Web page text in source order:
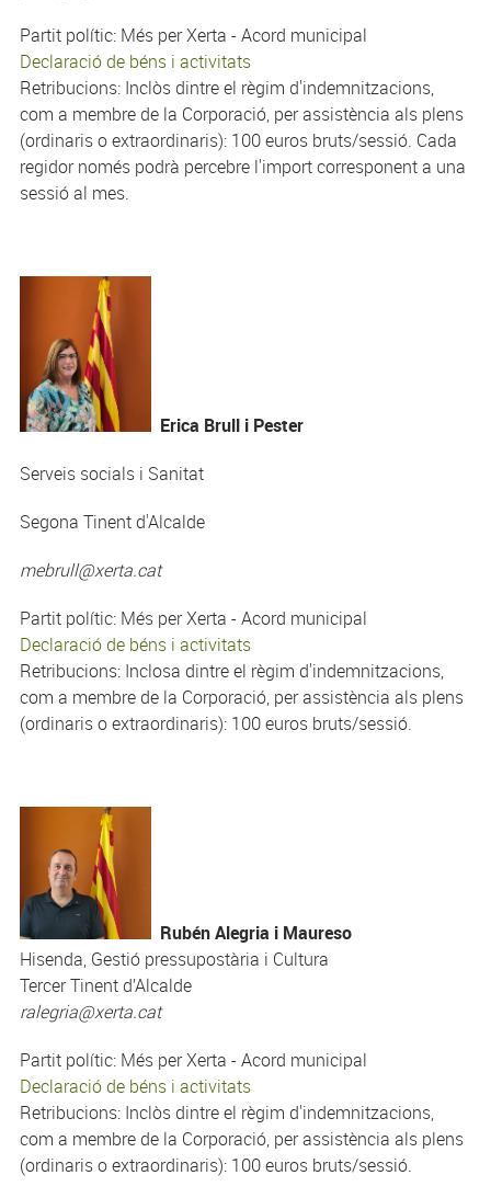
Partit polític: Més per Xerta - Acord municipal
Declaració de béns i activitats
Retribucions: Inclòs dintre el règim d'indemnitzacions,
com a membre de la Corporació, per assistència als plens
(ordinaris o extraordinaris): 100 euros bruts/sessió. Cada
regidor només podrà percebre l'import corresponent a una
sessió al mes.
Erica Brull i Pester
Serveis socials i Sanitat
Segona Tinent d'Alcalde
mebrull@xerta.cat
Partit polític: Més per Xerta - Acord municipal
Declaració de béns i activitats
Retribucions: Inclosa dintre el règim d'indemnitzacions,
com a membre de la Corporació, per assistència als plens
(ordinaris o extraordinaris): 100 euros bruts/sessió.
Rubén Alegria i Maureso
Hisenda, Gestió pressupostària i Cultura
Tercer Tinent d’Alcalde
ralegria@xerta.cat
Partit polític: Més per Xerta - Acord municipal
Declaració de béns i activitats
Retribucions: Inclòs dintre el règim d'indemnitzacions,
com a membre de la Corporació, per assistència als plens
(ordinaris o extraordinaris): 100 euros bruts/sessió.